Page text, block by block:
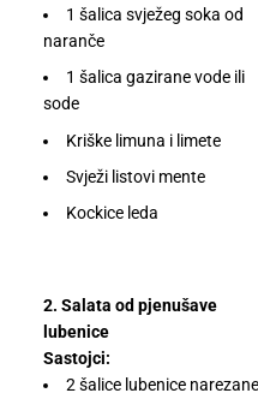
1 šalica svježeg soka od
naranče
1 šalica gazirane vode ili
sode
Kriške limuna i limete
Svježi listovi mente
Kockice leda
2. Salata od pjenušave
lubenice
Sastojci:
2 šalice lubenice narezane